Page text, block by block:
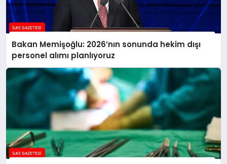
Bakan Memişoğlu: 2026’nın sonunda hekim dışı
personel alımı planlıyoruz